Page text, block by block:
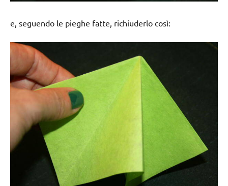
e, seguendo le pieghe fatte, richiuderlo così: